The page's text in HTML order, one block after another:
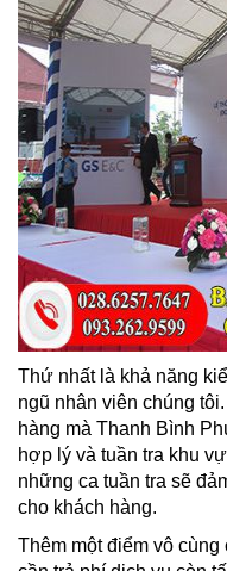
Thứ nhất là khả năng
ngũ nhân viên chúng
hàng mà Thanh Bình
hợp lý và tuần tra khu
những ca tuần tra sẽ
cho khách hàng.
Thêm một điểm vô